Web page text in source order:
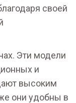
своей
Эти модели
и
высоким
они удобны в